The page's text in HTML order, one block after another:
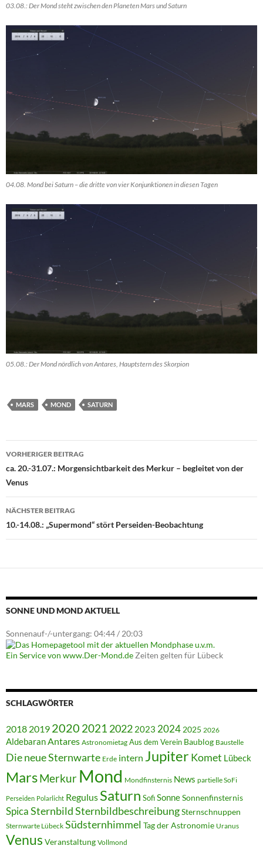
03.08.: Der Mond steht zwischen den Planeten Mars und Saturn
04.08. Mond bei Saturn – die dritte von vier Konjunktionen in diesen Tagen
05.08.: Der Mond nördlich von Antares, Hauptstern des Skorpion
MARS MOND SATURN
Beitragsnavigation
VORHERIGER BEITRAG
ca. 20.-31.07.: Morgensichtbarkeit des Merkur – begleitet von der
Venus
NÄCHSTER BEITRAG
10.-14.08.: „Supermond“ stört Perseiden-Beobachtung
SONNE UND MOND AKTUELL
Sonnenauf-/-untergang: 04:44 / 20:03
Ein Service von www.Der-Mond.de Zeiten gelten für Lübeck
SCHLAGWÖRTER
2018 2019 2020 2021 2022 2023 2024 2025 2026
AldebaranAntares Astronomietag Aus dem Verein Baublog Baustelle
Die neue Sternwarte Erde intern Jupiter Komet Lübeck
MarsMerkur Mond Mondfinsternis News partielle SoFi
Perseiden Polarlicht Regulus Saturn SofiSonneSonnenfinsternis
Spica SternbildSternbildbeschreibungSternschnuppen
Sternwarte Lübeck Südsternhimmel Tag der Astronomie Uranus
Venus Veranstaltung Vollmond